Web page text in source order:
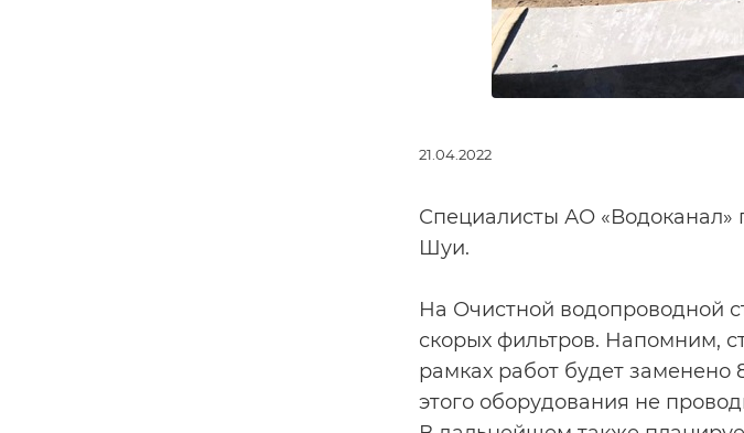
21.04.2022
Специалисты АО «Водоканал»
Шуи.
На Очистной водопроводной
скорых фильтров. Напомним,
рамках работ будет
этого оборудования не